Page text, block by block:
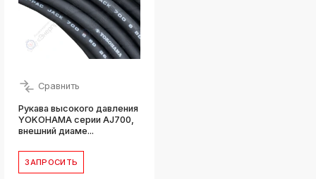
Сравнить
Рукава высокого давления
YOKOHAMA серии AJ700,
внешний диаме...
ЗАПРОСИТЬ